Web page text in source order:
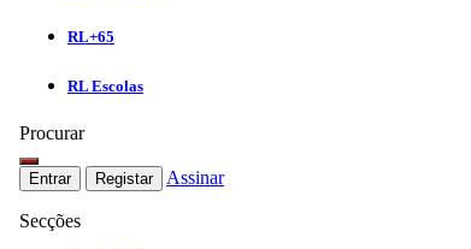
RL+65
RL Escolas
Procurar
Entrar Registar Assinar
Secções